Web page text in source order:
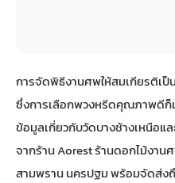
การจัดพิธีงานศพให้สมเกียรติเ
ซึ่งการเลือกพวงหรีดคุณภาพดีก็
ข้อมูลเกี่ยวกับวัดบางช้างเหนือแ
จากร้าน Aorest ร้านดอกไม้งา
สามพราน นครปฐม พร้อมจัดส่งถึ